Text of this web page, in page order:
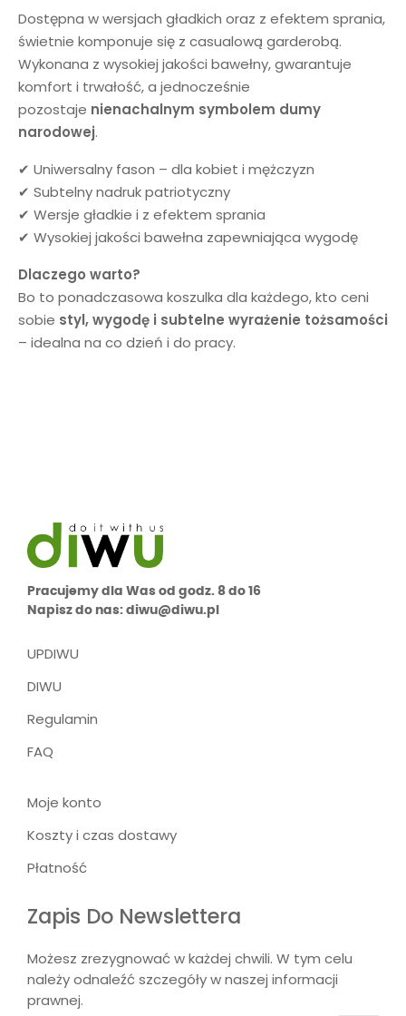
Dostępna w wersjach gładkich oraz z efektem sprania,
świetnie komponuje się z casualową garderobą.
Wykonana z wysokiej jakości bawełny, gwarantuje
komfort i trwałość, a jednocześnie
pozostaje nienachalnym symbolem dumy
narodowej.
✔ Uniwersalny fason – dla kobiet i mężczyzn
✔ Subtelny nadruk patriotyczny
✔ Wersje gładkie i z efektem sprania
✔ Wysokiej jakości bawełna zapewniająca wygodę
Dlaczego warto?
Bo to ponadczasowa koszulka dla każdego, kto ceni
sobie styl, wygodę i subtelne wyrażenie tożsamości
– idealna na co dzień i do pracy.
Pracujemy dla Was od godz. 8 do 16
Napisz do nas: diwu@diwu.pl
UPDIWU
DIWU
Regulamin
FAQ
Moje konto
Koszty i czas dostawy
Płatność
Zapis Do Newslettera
Możesz zrezygnować w każdej chwili. W tym celu
należy odnaleźć szczegóły w naszej informacji
prawnej.